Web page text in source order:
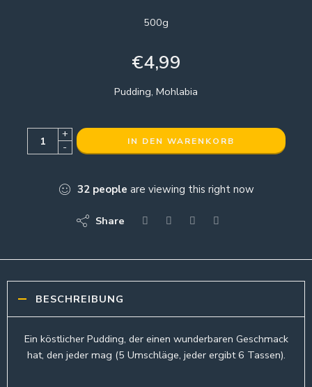
500g
€4,99
Pudding, Mohlabia
+
-
IN DEN WARENKORB
32 people are viewing this right now
Share
BESCHREIBUNG
Ein köstlicher Pudding, der einen wunderbaren Geschmack
hat, den jeder mag (5 Umschläge, jeder ergibt 6 Tassen).